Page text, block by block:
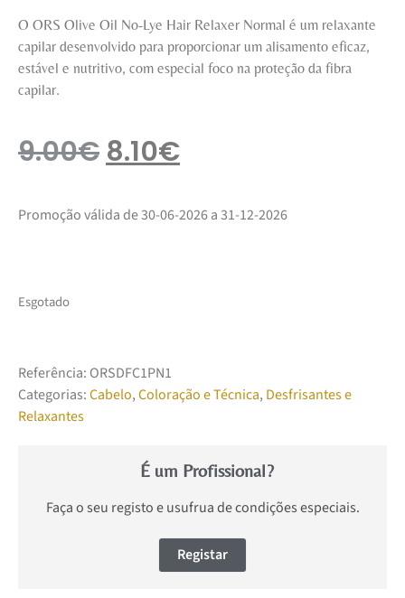
O ORS Olive Oil No-Lye Hair Relaxer Normal é um relaxante
capilar desenvolvido para proporcionar um alisamento eficaz,
estável e nutritivo, com especial foco na proteção da fibra
capilar.
9.00€ 8.10€
Promoção válida de 30-06-2026 a 31-12-2026
Esgotado
Referência: ORSDFC1PN1
Categorias:Cabelo,Coloração e Técnica, Desfrisantes e
Relaxantes
É um Profissional?
Faça o seu registo e usufrua de condições especiais.
Registar